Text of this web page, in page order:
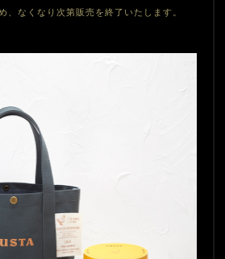
、なくなり次第販売を終了いたします。